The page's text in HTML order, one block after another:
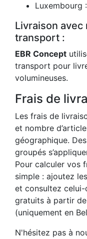
Luxembourg
Livraison
transport :
EBR Concept
transport pour
volumineuses.
Frais de
Les frais de
et nombre
géographique.
groupés
Pour calculer vos
simple : ajoutez
et consultez
gratuits à partir
(uniquement en
N'hésitez pas à